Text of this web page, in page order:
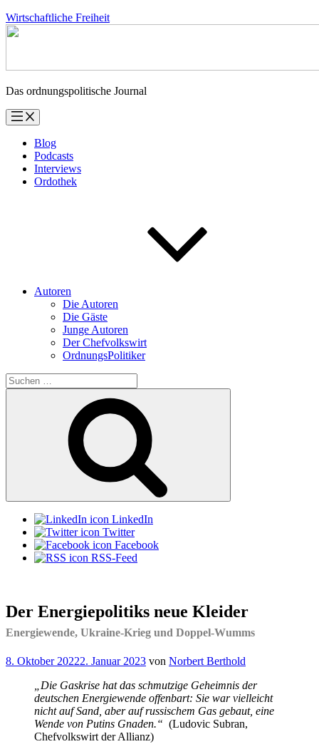
Zum
Inhalt
Wirtschaftliche Freiheit
Das ordnungspolitische Journal
Blog
Podcasts
Interviews
Ordothek
Autoren
Die Autoren
Die Gäste
Junge Autoren
Der Chefvolkswirt
OrdnungsPolitiker
Suchen
nach:
LinkedIn
Twitter
Facebook
RSS-Feed
Der Energiepolitiks neue Kleider
Energiewende, Ukraine-Krieg und Doppel-Wumms
Veröffentlicht
8. Oktober 20222. Januar 2023 von Norbert Berthold
„Die Gaskrise hat das schmutzige Geheimnis der
deutschen Energiewende offenbart: Sie war vielleicht
nicht auf Sand, aber auf russischem Gas gebaut, eine
Wende von Putins Gnaden.“ (Ludovic Subran,
Chefvolkswirt der Allianz)